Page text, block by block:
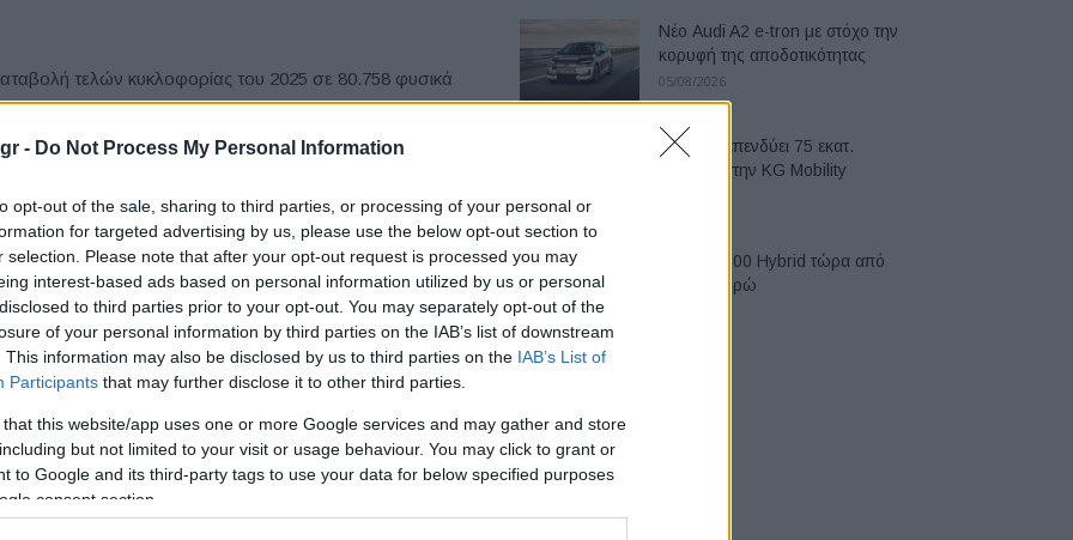
- Do Not Process My Personal Information
opt-out of the sale, sharing to third parties, or processing of your personal or
for targeted advertising by us, please use the below opt-out section to
selection. Please note that after your opt-out request is processed you may
interest-based ads based on personal information utilized by us or personal
to third parties prior to your opt-out. You may separately opt-out of the
of your personal information by third parties on the IAB’s list of downstream
This information may also be disclosed by us to third parties on the IAB’s List of
Participants that may further disclose it to other third parties.
that this website/app uses one or more Google services and may gather and store
but not limited to your visit or usage behaviour. You may click to grant or
to Google and its third-party tags to use your data for below specified purposes
consent section.
τελών κυκλοφορίας του 2025 σε 80.758 φυσικά
σε 71.663 φυσικά πρόσωπα και 4.139 νομικά
συμμόρφωση και ως προς την ασφάλιση και ως προς
σκοπός είναι οι πολίτες να ενημερωθούν για τις
ώστε να συμμορφωθούν, εντός 15 ημερών. Με την
την ολοκλήρωση εκ νέου διασταυρωτικών ελέγχων, οι
θα λάβουν τις ειδοποιήσεις με τα
ενημερώνονται μέσω SMS, email ή
Νέο Audi A2 e-tron με στόχο την
κορυφή της αποδοτικότητας
05/08/2026
Η Chery επενδύει 75 εκατ.
δολάρια στην KG Mobility
Το FIAT 500 Hybrid τώρα από
18.990 ευρώ